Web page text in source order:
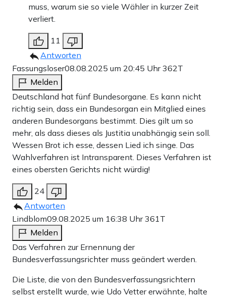
muss, warum sie so viele Wähler in kurzer Zeit
verliert.
11
Antworten
Fassungsloser08.08.2025 um 20:45 Uhr362T
Melden
Deutschland hat fünf Bundesorgane. Es kann nicht
richtig sein, dass ein Bundesorgan ein Mitglied eines
anderen Bundesorgans bestimmt. Dies gilt um so
mehr, als dass dieses als Justitia unabhängig sein soll.
Wessen Brot ich esse, dessen Lied ich singe. Das
Wahlverfahren ist Intransparent. Dieses Verfahren ist
eines obersten Gerichts nicht würdig!
24
Antworten
Lindblom09.08.2025 um 16:38 Uhr361T
Melden
Das Verfahren zur Ernennung der
Bundesverfassungsrichter muss geändert werden.
Die Liste, die von den Bundesverfassungsrichtern
selbst erstellt wurde, wie Udo Vetter erwähnte, halte